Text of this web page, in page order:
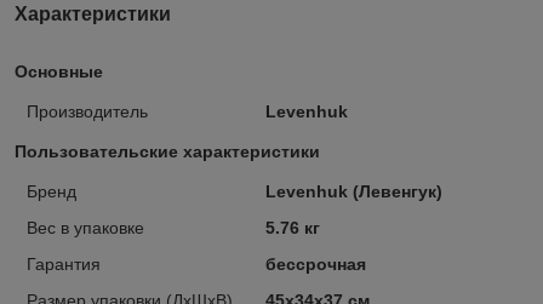
Характеристики
Основные
Производитель Levenhuk
Пользовательские характеристики
Бренд
Levenhuk (Левенгук)
Вес в упаковке
5.76 кг
Гарантия
бессрочная
Размер упаковки (ДxШxВ)
45x34x37 см